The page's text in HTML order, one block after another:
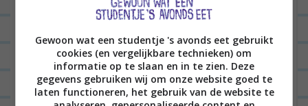
Gewoon wat een studentje 's avonds eet gebruikt
cookies (en vergelijkbare technieken) om
informatie op te slaan en in te zien. Deze
gegevens gebruiken wij om onze website goed te
laten functioneren, het gebruik van de website te